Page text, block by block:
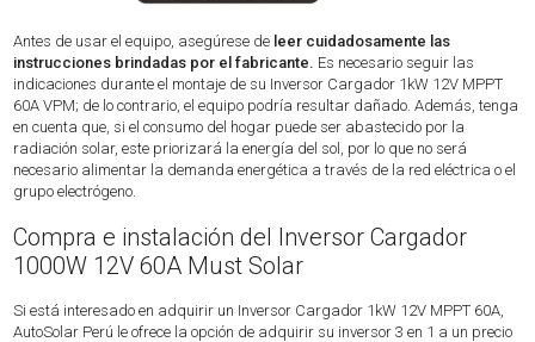
Antes de usar el equipo, asegúrese de leer cuidadosamente las
instrucciones brindadas por el fabricante. Es necesario seguir las
indicaciones durante el montaje de su Inversor Cargador 1kW 12V MPPT
60A VPM; de lo contrario, el equipo podría resultar dañado. Además, tenga
en cuenta que, si el consumo del hogar puede ser abastecido por la
radiación solar, este priorizará la energía del sol, por lo que no será
necesario alimentar la demanda energética a través de la red eléctrica o el
grupo electrógeno.
Compra e instalación del Inversor Cargador
1000W 12V 60A Must Solar
Si está interesado en adquirir un Inversor Cargador 1kW 12V MPPT 60A,
AutoSolar Perú le ofrece la opción de adquirir su inversor 3 en 1 a un precio